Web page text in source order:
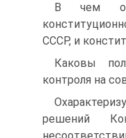
В чем
СССР, и
Каковы
контроля на
решений